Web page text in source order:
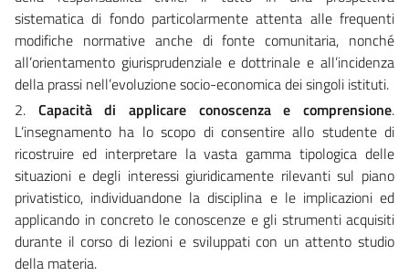
sistematica di fondo particolarmente attenta alle frequenti
modifiche normative anche di fonte comunitaria, nonché
all’orientamento giurisprudenziale e dottrinale e all’incidenza
della prassi nell’evoluzione socio-economica dei singoli istituti.
2. Capacità di applicare conoscenza e comprensione.
L’insegnamento ha lo scopo di consentire allo studente di
ricostruire ed interpretare la vasta gamma tipologica delle
situazioni e degli interessi giuridicamente rilevanti sul piano
privatistico, individuandone la disciplina e le implicazioni ed
applicando in concreto le conoscenze e gli strumenti acquisiti
durante il corso di lezioni e sviluppati con un attento studio
della materia.